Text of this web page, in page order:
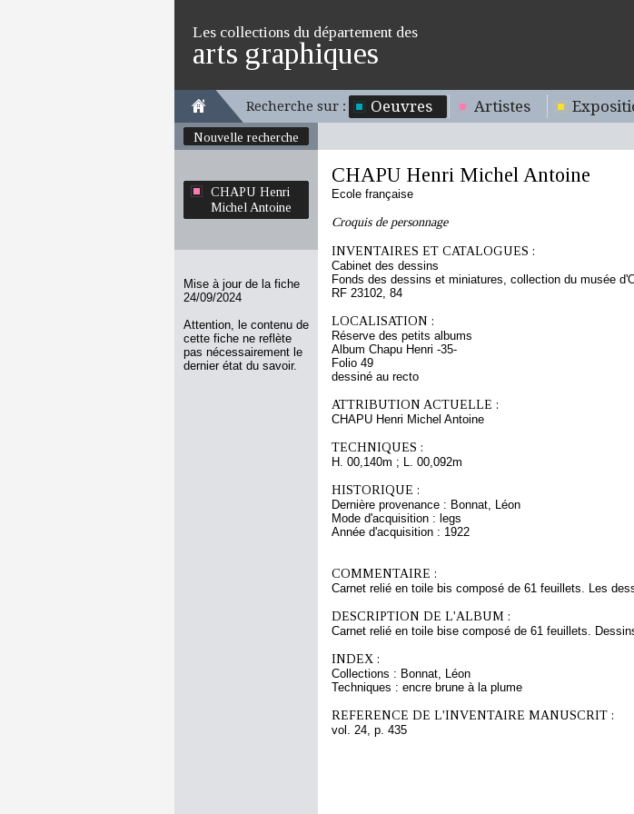
Les collections du département des
arts graphiques
Recherche sur : Oeuvres Artistes
Nouvelle recherche
CHAPU Henri
Michel Antoine
Mise à jour de la fiche
24/09/2024
Attention, le contenu de
cette fiche ne reflète
pas nécessairement le
dernier état du savoir.
CHAPU Henri Michel Antoine
Ecole française
Croquis de personnage
INVENTAIRES ET CATALOGUES :
Cabinet des dessins
Fonds des dessins et miniatures, collection du musée
RF 23102, 84
LOCALISATION :
Réserve des petits albums
Album Chapu Henri -35-
Folio 49
dessiné au recto
ATTRIBUTION ACTUELLE :
CHAPU Henri Michel Antoine
TECHNIQUES :
H. 00,140m ; L. 00,092m
HISTORIQUE :
Dernière provenance : Bonnat, Léon
Mode d'acquisition : legs
Année d'acquisition : 1922
COMMENTAIRE :
Carnet relié en toile bis composé de 61 feuillets. Les
DESCRIPTION DE L'ALBUM :
Carnet relié en toile bise composé de 61 feuillets.
INDEX :
Collections : Bonnat, Léon
Techniques : encre brune à la plume
REFERENCE DE L'INVENTAIRE MANUSCRIT :
vol. 24, p. 435